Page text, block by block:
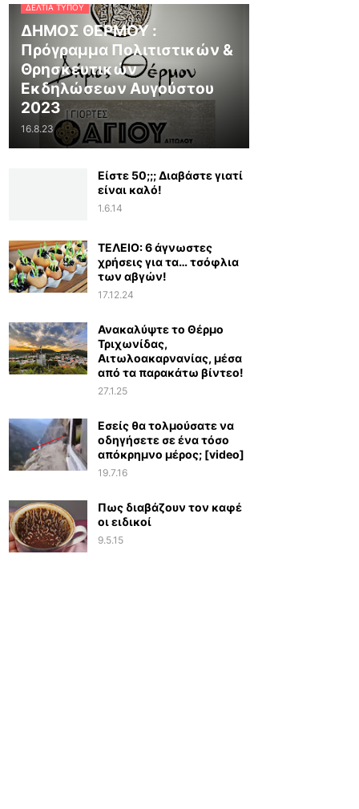
ΔΕΛΤΊΑ ΤΎΠΟΥ
ΔΗΜΟΣ ΘΕΡΜΟΥ :
Πρόγραμμα Πολιτιστικών &
Θρησκευτικών
Εκδηλώσεων Αυγούστου
2023
16.8.23
Είστε 50;;; Διαβάστε γιατί
είναι καλό!
1.6.14
ΤΕΛΕΙΟ: 6 άγνωστες
χρήσεις για τα… τσόφλια
των αβγών!
17.12.24
Ανακαλύψτε το Θέρμο
Τριχωνίδας,
Αιτωλοακαρνανίας, μέσα
από τα παρακάτω βίντεο!
27.1.25
Εσείς θα τολμούσατε να
οδηγήσετε σε ένα τόσο
απόκρημνο μέρος; [video]
19.7.16
Πως διαβάζουν τον καφέ
οι ειδικοί
9.5.15